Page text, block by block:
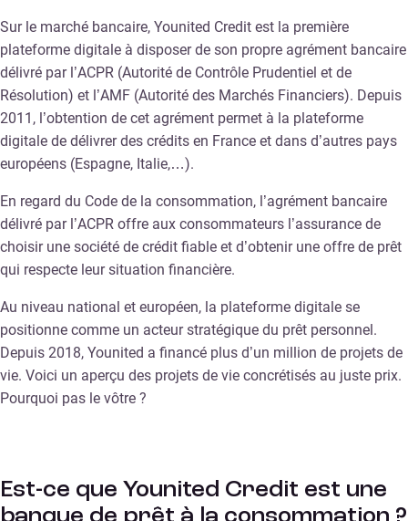
Sur le marché bancaire, Younited Credit est la première
plateforme digitale à disposer de son propre agrément bancaire
délivré par l’ACPR (Autorité de Contrôle Prudentiel et de
Résolution) et l’AMF (Autorité des Marchés Financiers). Depuis
2011, l’obtention de cet agrément permet à la plateforme
digitale de délivrer des crédits en France et dans d’autres pays
européens (Espagne, Italie,…).
En regard du Code de la consommation, l’agrément bancaire
délivré par l’ACPR offre aux consommateurs l’assurance de
choisir une société de crédit fiable et d’obtenir une offre de prêt
qui respecte leur situation financière.
Au niveau national et européen, la plateforme digitale se
positionne comme un acteur stratégique du prêt personnel.
Depuis 2018, Younited a financé plus d’un million de projets de
vie. Voici un aperçu des projets de vie concrétisés au juste prix.
Pourquoi pas le vôtre ?
Est-ce que Younited Credit est une